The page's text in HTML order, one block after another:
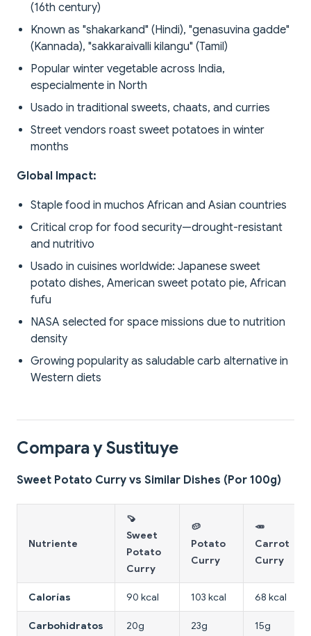
(16th century)
Known as "shakarkand" (Hindi), "genasuvina gadde"
(Kannada), "sakkaraivalli kilangu" (Tamil)
Popular winter vegetable across India,
especialmente in North
Usado in traditional sweets, chaats, and curries
Street vendors roast sweet potatoes in winter
months
Global Impact:
Staple food in muchos African and Asian countries
Critical crop for food security—drought-resistant
and nutritivo
Usado in cuisines worldwide: Japanese sweet
potato dishes, American sweet potato pie, African
fufu
NASA selected for space missions due to nutrition
density
Growing popularity as saludable carb alternative in
Western diets
Compara y Sustituye
Sweet Potato Curry vs Similar Dishes (Por 100g)
Nutriente
🍠
Sweet
Potato
Curry
🥔
Potato
Curry
🥕
Carrot
Curry
Calorías 90 kcal 103 kcal 68 kcal
Carbohidratos 20g 23g 15g